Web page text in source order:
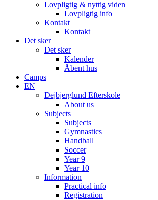
Lovpligtig & nyttig viden
Lovpligtig info
Kontakt
Kontakt
Det sker
Det sker
Kalender
Åbent hus
Camps
EN
Dejbjerglund Efterskole
About us
Subjects
Subjects
Gymnastics
Handball
Soccer
Year 9
Year 10
Information
Practical info
Registration